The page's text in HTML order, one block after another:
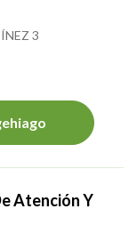
3
Atención Y